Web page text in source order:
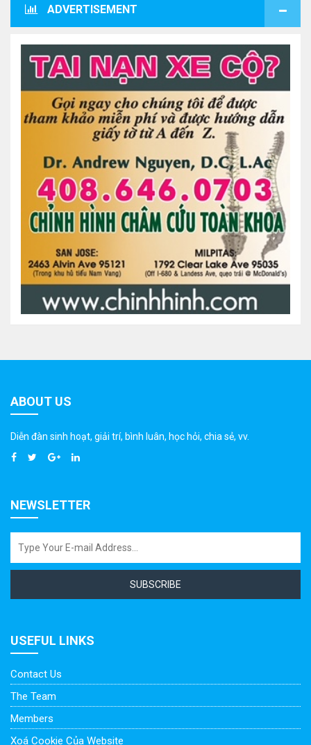
ADVERTISEMENT
ABOUT US
Diễn đàn sinh hoạt, giải trí, bình luân, học hỏi, chia sẻ, vv.
NEWSLETTER
SUBSCRIBE
USEFUL LINKS
Contact Us
The Team
Members
Xoá Cookie Của Website